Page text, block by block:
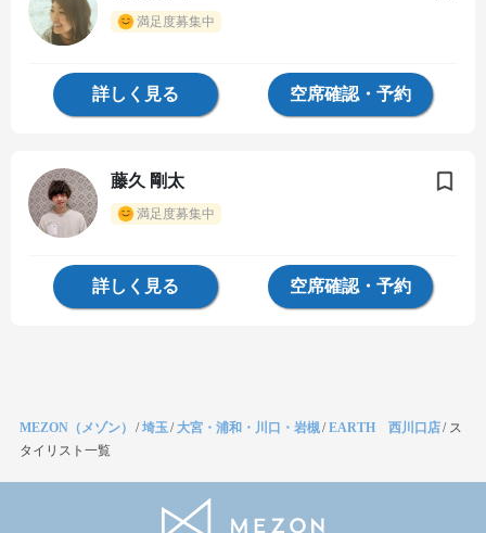
満足度募集中
詳しく見る 空席確認・予約
藤久 剛太
満足度募集中
詳しく見る 空席確認・予約
MEZON（メゾン） /埼玉/大宮・浦和・川口・岩槻/EARTH 西川口店/ ス
タイリスト一覧